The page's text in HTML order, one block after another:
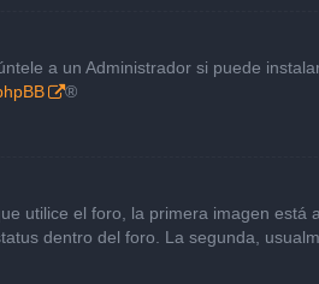
a un Administrador si puede
®
utilice el foro, la primera imagen está
dentro del foro. La segunda,